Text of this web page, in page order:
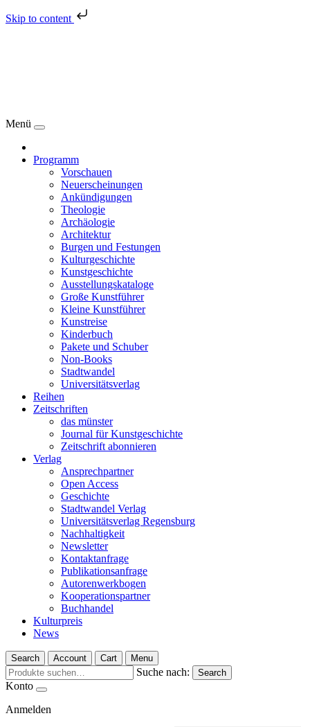
Skip to content
Menü
Programm
Vorschauen
Neuerscheinungen
Ankündigungen
Theologie
Archäologie
Architektur
Burgen und Festungen
Kulturgeschichte
Kunstgeschichte
Ausstellungskataloge
Große Kunstführer
Kleine Kunstführer
Kunstreise
Kinderbuch
Pakete und Schuber
Non-Books
Stadtwandel
Universitätsverlag
Reihen
Zeitschriften
das münster
Journal für Kunstgeschichte
Zeitschrift abonnieren
Verlag
Ansprechpartner
Open Access
Geschichte
Stadtwandel Verlag
Universitätsverlag Regensburg
Nachhaltigkeit
Newsletter
Kontaktanfrage
Publikationsanfrage
Autorenwerkbogen
Kooperationspartner
Buchhandel
Kulturpreis
News
Search Account Cart Menu
Suche nach: Search
Konto
Anmelden